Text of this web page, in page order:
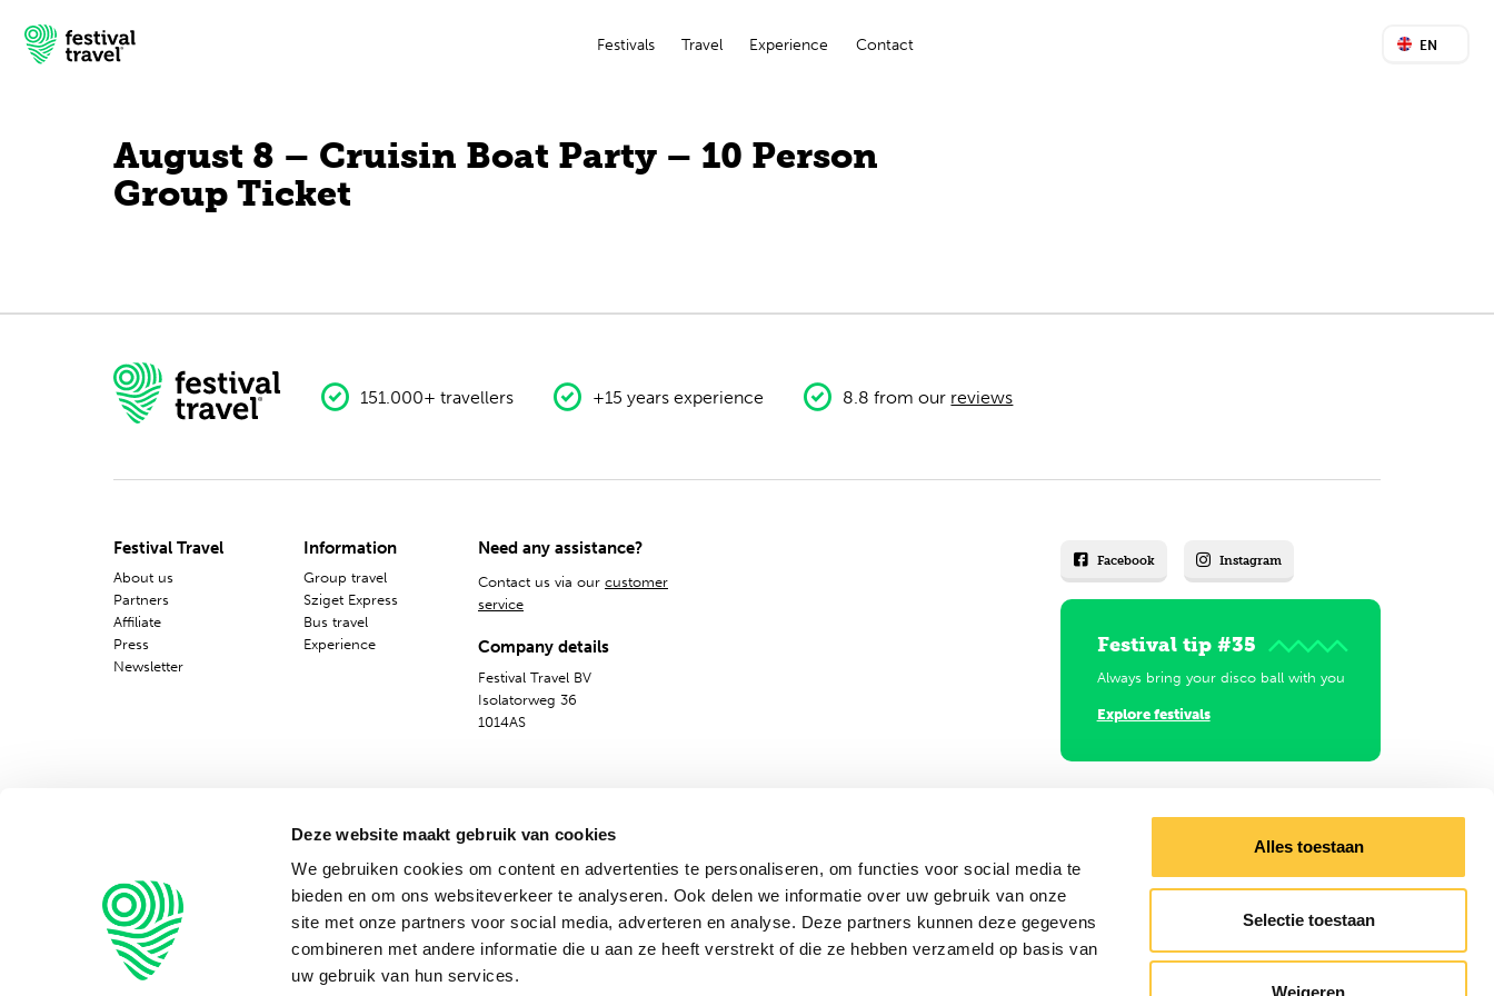
Deze website maakt gebruik van cookies
We gebruiken cookies om content en advertenties te personaliseren, om functies voor social media te
bieden en om ons websiteverkeer te analyseren. Ook delen we informatie over uw gebruik van onze
site met onze partners voor social media, adverteren en analyse. Deze partners kunnen deze gegevens
combineren met andere informatie die u aan ze heeft verstrekt of die ze hebben verzameld op basis van
uw gebruik van hun services.
Alles toestaan
Selectie toestaan
Weigeren
Festivals Travel Experience Contact EN
Festivals
English
August 8 – Cruisin Boat Party – 10 Person
Group Ticket
151.000+ travellers +15 years experience 8.8 from our reviews
Festival Travel
About us
Partners
Affiliate
Press
Newsletter
Information
Group travel
Sziget Express
Bus travel
Experience
Need any assistance?
Contact us via our customer
service
Company details
Festival Travel BV
Isolatorweg 36
1014AS
Facebook Instagram
Festival tip #35
Always bring your disco ball with you
Explore festivals
General Terms Privacy & Cookies English